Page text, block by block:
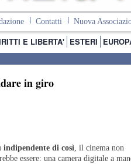
Contatti Nuova
E LIBERTA' ESTERI
in giro
indipendente di così, il cinema non
essere: una camera digitale a